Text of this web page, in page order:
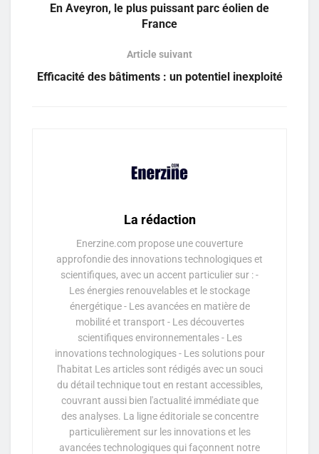
En Aveyron, le plus puissant parc éolien de
France
Article suivant
Efficacité des bâtiments : un potentiel inexploité
La rédaction
Enerzine.com propose une couverture
approfondie des innovations technologiques et
scientifiques, avec un accent particulier sur : -
Les énergies renouvelables et le stockage
énergétique - Les avancées en matière de
mobilité et transport - Les découvertes
scientifiques environnementales - Les
innovations technologiques - Les solutions pour
l'habitat Les articles sont rédigés avec un souci
du détail technique tout en restant accessibles,
couvrant aussi bien l'actualité immédiate que
des analyses. La ligne éditoriale se concentre
particulièrement sur les innovations et les
avancées technologiques qui façonnent notre